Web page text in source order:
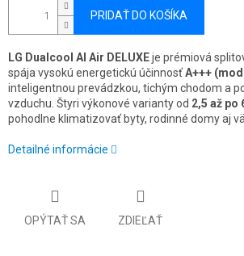
PRIDAŤ DO KOŠÍKA
LG Dualcool AI Air DELUXEje prémiová
spája vysokú energetickú účinnosťA+++
inteligentnou prevádzkou, tichým chodom a
vzduchu. Štyri výkonové varianty od 2,5 až po
pohodlne klimatizovať byty, rodinné domy aj
Detailné informácie
OPÝTAŤ SA ZDIEĽAŤ